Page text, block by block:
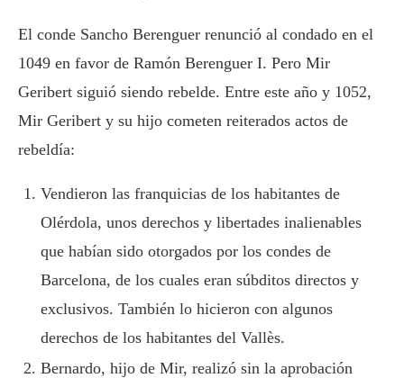
El conde Sancho Berenguer renunció al condado en el
1049 en favor de Ramón Berenguer I. Pero Mir
Geribert siguió siendo rebelde. Entre este año y 1052,
Mir Geribert y su hijo cometen reiterados actos de
rebeldía:
Vendieron las franquicias de los habitantes de
Olérdola, unos derechos y libertades inalienables
que habían sido otorgados por los condes de
Barcelona, de los cuales eran súbditos directos y
exclusivos. También lo hicieron con algunos
derechos de los habitantes del Vallès.
Bernardo, hijo de Mir, realizó sin la aprobación